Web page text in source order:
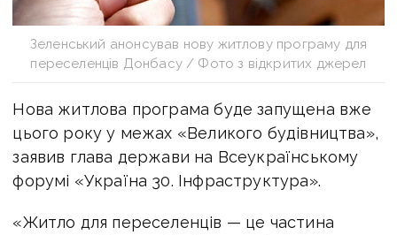
Зеленський анонсував нову житлову програму для
переселенців Донбасу / Фото з відкритих джерел
Нова житлова програма буде запущена вже
цього року у межах «Великого будівництва»,
заявив глава держави на Всеукраїнському
форумі «Україна 30. Інфраструктура».
«Житло для переселенців — це частина